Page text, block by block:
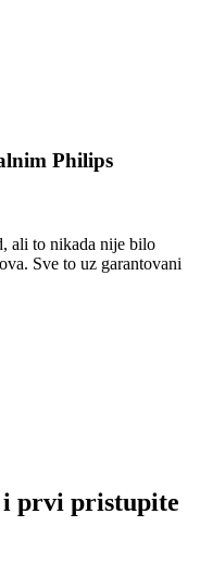
Philips
ali to nikada nije bilo
Sve to uz garantovani
i prvi pristupite